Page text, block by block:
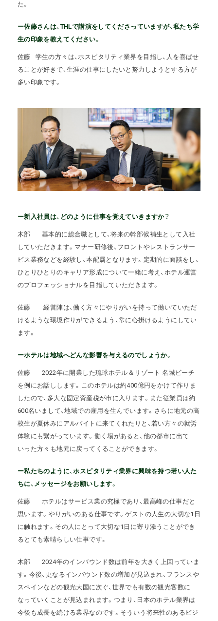
た。
ー佐藤さんは、THLで講演をしてくださっていますが、私たち学
生の印象を教えてください。
佐藤
学生の方々は、ホスピタリティ業界を目指し、人を喜ばせ
ることが好きで、生涯の仕事にしたいと努力しようとする方が
多い印象です。
ー新入社員は、どのように仕事を覚えていきますか？
木部
基本的に総合職として、将来の幹部候補生として入社
していただきます。マナー研修後、フロントやレストランサー
ビス業務などを経験し、本配属となります。定期的に面談をし、
ひとりひとりのキャリア形成について一緒に考え、ホテル運営
のプロフェッショナルを目指していただきます。
佐藤
経営陣は、働く方々にやりがいを持って働いていただ
けるような環境作りができるよう、常に心掛けるようにしてい
ます。
ーホテルは地域へどんな影響を与えるのでしょうか。
佐藤
2022年に開業した琉球ホテル＆リゾート 名城ビーチ
を例にお話しします。このホテルは約400億円をかけて作りま
したので、多大な固定資産税が市に入ります。また従業員は約
600名いまして、地域での雇用を生んでいます。さらに地元の高
校生が夏休みにアルバイトに来てくれたりと、若い方々の就労
体験にも繋がっています。働く場があると、他の都市に出て
いった方々も地元に戻ってくることができます。
ー私たちのように、ホスピタリティ業界に興味を持つ若い人た
ちに、メッセージをお願いします。
佐藤
ホテルはサービス業の究極であり、最高峰の仕事だと
思います。やりがいのある仕事です。ゲストの人生の大切な1日
に触れます。その人にとって大切な1日に寄り添うことができ
るとても素晴らしい仕事です。
木部
2024年のインバウンド数は前年を大きく上回っていま
す。今後、更なるインバウンド数の増加が見込まれ、フランスや
スペインなどの観光大国に次ぐ、世界でも有数の観光客数に
なっていくことが見込まれます。つまり、日本のホテル業界は
今後も成長を続ける業界なのです。そういう将来性のあるビジ